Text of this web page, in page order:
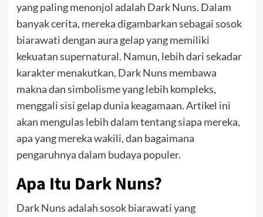
yang paling menonjol adalah Dark Nuns. Dalam
banyak cerita, mereka digambarkan sebagai sosok
biarawati dengan aura gelap yang memiliki
kekuatan supernatural. Namun, lebih dari sekadar
karakter menakutkan, Dark Nuns membawa
makna dan simbolisme yang lebih kompleks,
menggali sisi gelap dunia keagamaan. Artikel ini
akan mengulas lebih dalam tentang siapa mereka,
apa yang mereka wakili, dan bagaimana
pengaruhnya dalam budaya populer.
Apa Itu Dark Nuns?
Dark Nuns adalah sosok biarawati yang